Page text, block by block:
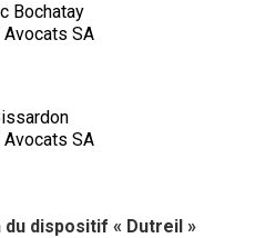
Bochatay
FBT
FBT
du dispositif « Dutreil »